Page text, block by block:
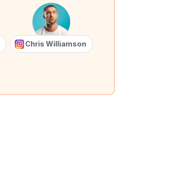
Chris Williamson